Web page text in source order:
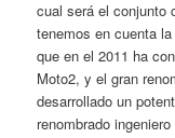
cual será el conjunto
tenemos en cuenta
que en el 2011 ha
Moto2, y el gran
desarrollado un
renombrado